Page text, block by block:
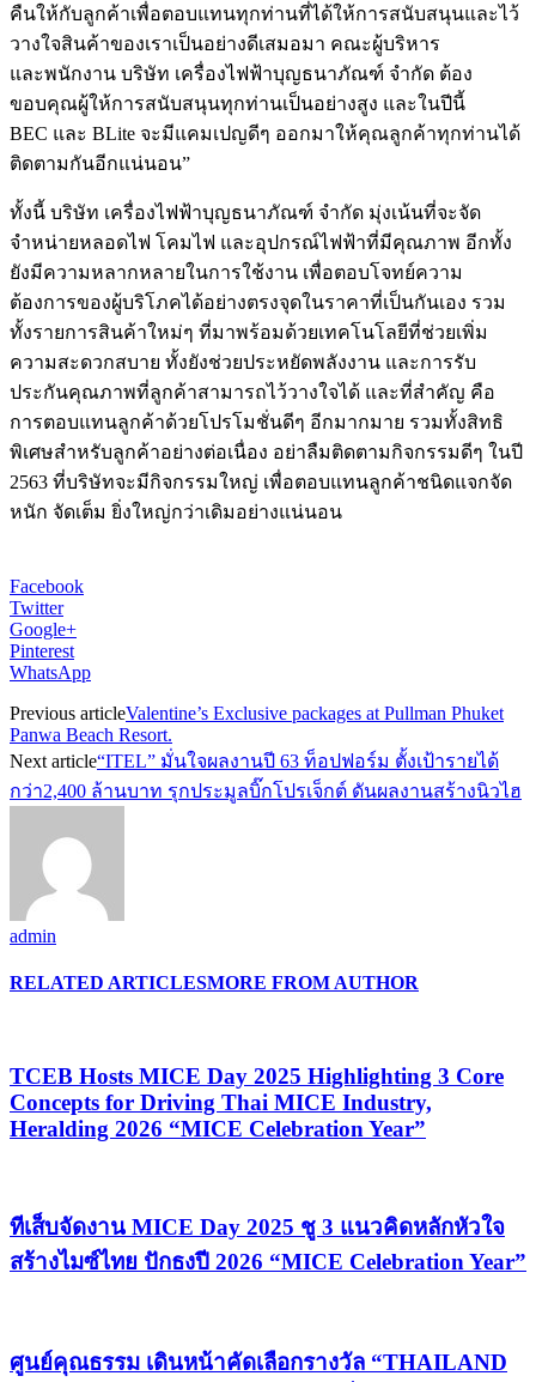
คืนให้กับลูกค้าเพื่อตอบแทนทุกท่านที่ได้ให้การสนับสนุนและไว้
วางใจสินค้าของเราเป็นอย่างดีเสมอมา คณะผู้บริหาร
และพนักงาน บริษัท เครื่องไฟฟ้าบุญธนาภัณฑ์ จำกัด ต้อง
ขอบคุณผู้ให้การสนับสนุนทุกท่านเป็นอย่างสูง และในปีนี้
BEC และ BLite จะมีแคมเปญดีๆ ออกมาให้คุณลูกค้าทุกท่านได้
ติดตามกันอีกแน่นอน”
ทั้งนี้ บริษัท เครื่องไฟฟ้าบุญธนาภัณฑ์ จำกัด มุ่งเน้นที่จะจัด
จำหน่ายหลอดไฟ โคมไฟ และอุปกรณ์ไฟฟ้าที่มีคุณภาพ อีกทั้ง
ยังมีความหลากหลายในการใช้งาน เพื่อตอบโจทย์ความ
ต้องการของผู้บริโภคได้อย่างตรงจุดในราคาที่เป็นกันเอง รวม
ทั้งรายการสินค้าใหม่ๆ ที่มาพร้อมด้วยเทคโนโลยีที่ช่วยเพิ่ม
ความสะดวกสบาย ทั้งยังช่วยประหยัดพลังงาน และการรับ
ประกันคุณภาพที่ลูกค้าสามารถไว้วางใจได้ และที่สำคัญ คือ
การตอบแทนลูกค้าด้วยโปรโมชั่นดีๆ อีกมากมาย รวมทั้งสิทธิ
พิเศษสำหรับลูกค้าอย่างต่อเนื่อง อย่าลืมติดตามกิจกรรมดีๆ ในปี
2563 ที่บริษัทจะมีกิจกรรมใหญ่ เพื่อตอบแทนลูกค้าชนิดแจกจัด
หนัก จัดเต็ม ยิ่งใหญ่กว่าเดิมอย่างแน่นอน
Facebook
Twitter
Google+
Pinterest
WhatsApp
Previous articleValentine’s Exclusive packages at Pullman Phuket
Panwa Beach Resort.
Next article“ITEL” มั่นใจผลงานปี 63 ท็อปฟอร์ม ตั้งเป้ารายได้
กว่า2,400 ล้านบาท รุกประมูลบิ๊กโปรเจ็กต์ ดันผลงานสร้างนิวไฮ
admin
RELATED ARTICLESMORE FROM AUTHOR
TCEB Hosts MICE Day 2025 Highlighting 3 Core
Concepts for Driving Thai MICE Industry,
Heralding 2026 “MICE Celebration Year”
ทีเส็บจัดงาน MICE Day 2025 ชู 3 แนวคิดหลักหัวใจ
สร้างไมซ์ไทย ปักธงปี 2026 “MICE Celebration Year”
ศูนย์คุณธรรม เดินหน้าคัดเลือกรางวัล “THAILAND